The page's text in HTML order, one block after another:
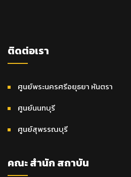
ติดต่อเรา
ศูนย์พระนครศรีอยุธยา หันตรา
ศูนย์นนทบุรี
ศูนย์สุพรรณบุรี
คณะ สำนัก สถาบัน